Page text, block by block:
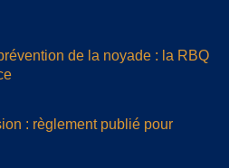
de la noyade : la RBQ
: règlement publié pour